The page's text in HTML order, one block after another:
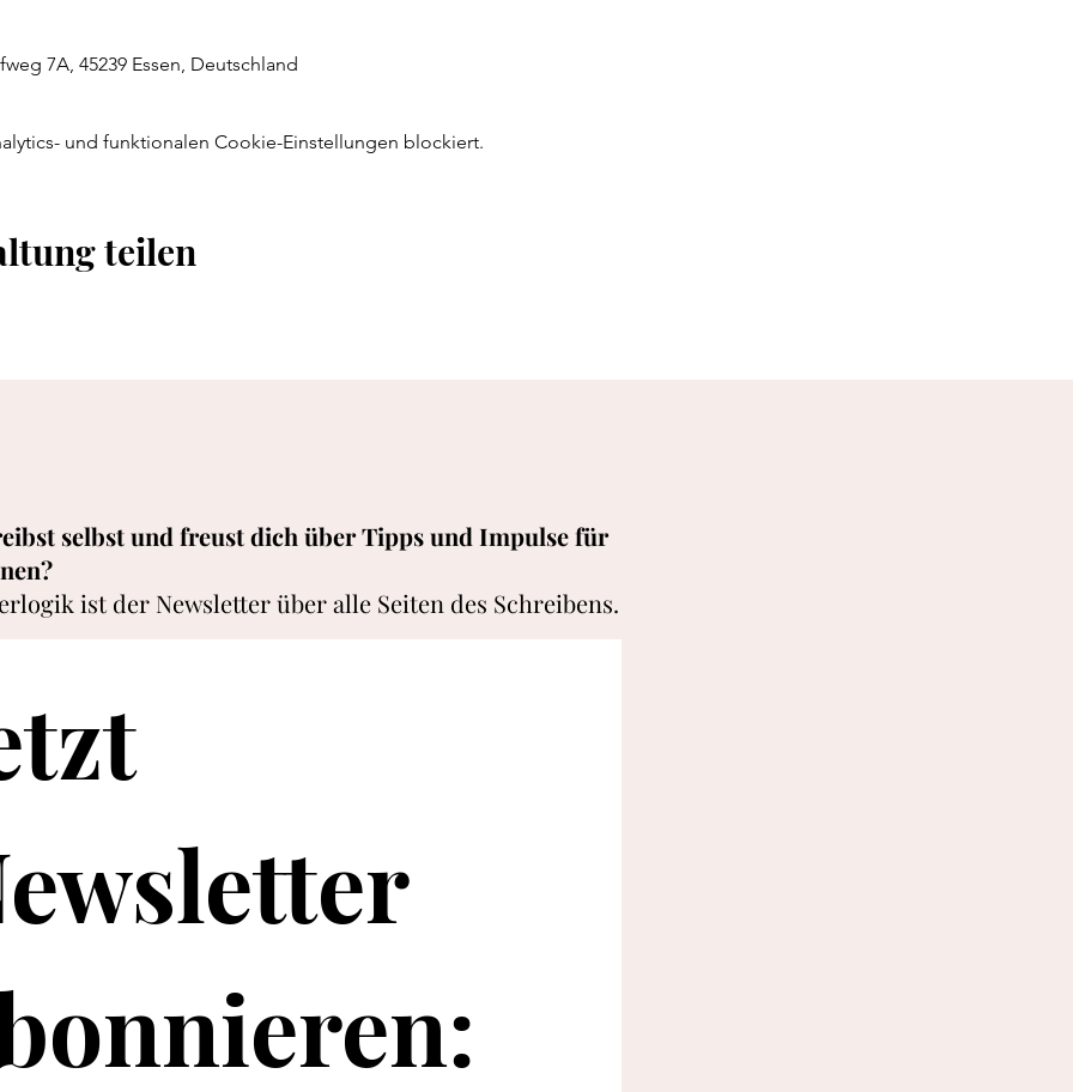
7A, 45239 Essen, Deutschland
und funktionalen Cookie-Einstellungen blockiert.
teilen
selbst und freust dich über Tipps und Impulse für
ist der Newsletter über alle Seiten des Schreibens.